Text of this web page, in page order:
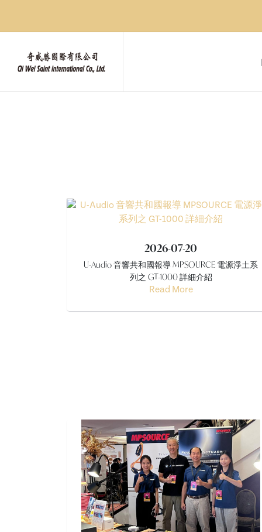
2026-07-20
U-Audio 音響共和國報導 MPSOURCE 電源淨土系
列之 GT-1000 詳細介紹
Read More